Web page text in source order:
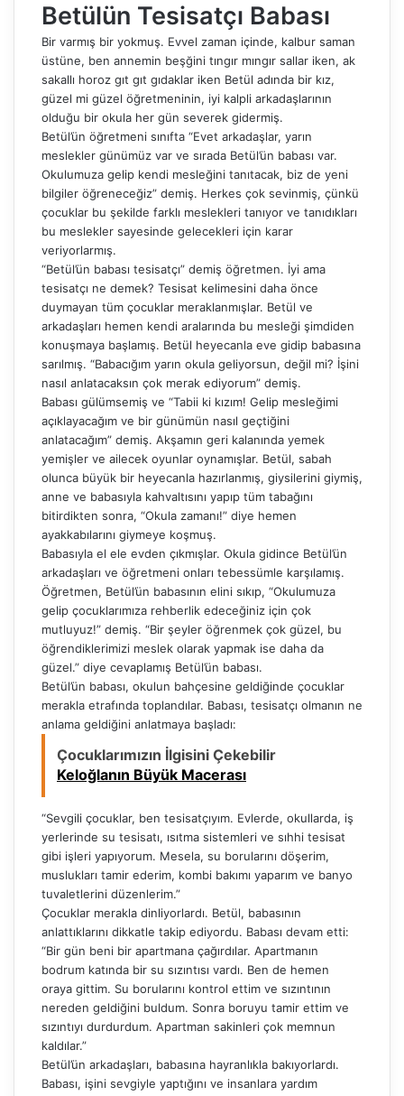
Betülün Tesisatçı Babası
Bir varmış bir yokmuş. Evvel zaman içinde, kalbur saman
üstüne, ben annemin beşğini tıngır mıngır sallar iken, ak
sakallı horoz gıt gıt gıdaklar iken Betül adında bir kız,
güzel mi güzel öğretmeninin, iyi kalpli arkadaşlarının
olduğu bir okula her gün severek gidermiş.
Betül’ün öğretmeni sınıfta “Evet arkadaşlar, yarın
meslekler günümüz var ve sırada Betül’ün babası var.
Okulumuza gelip kendi mesleğini tanıtacak, biz de yeni
bilgiler öğreneceğiz” demiş. Herkes çok sevinmiş, çünkü
çocuklar bu şekilde farklı meslekleri tanıyor ve tanıdıkları
bu meslekler sayesinde gelecekleri için karar
veriyorlarmış.
“Betül’ün babası tesisatçı” demiş öğretmen. İyi ama
tesisatçı ne demek? Tesisat kelimesini daha önce
duymayan tüm çocuklar meraklanmışlar. Betül ve
arkadaşları hemen kendi aralarında bu mesleği şimdiden
konuşmaya başlamış. Betül heyecanla eve gidip babasına
sarılmış. “Babacığım yarın okula geliyorsun, değil mi? İşini
nasıl anlatacaksın çok merak ediyorum” demiş.
Babası gülümsemiş ve “Tabii ki kızım! Gelip mesleğimi
açıklayacağım ve bir günümün nasıl geçtiğini
anlatacağım” demiş. Akşamın geri kalanında yemek
yemişler ve ailecek oyunlar oynamışlar. Betül, sabah
olunca büyük bir heyecanla hazırlanmış, giysilerini giymiş,
anne ve babasıyla kahvaltısını yapıp tüm tabağını
bitirdikten sonra, “Okula zamanı!” diye hemen
ayakkabılarını giymeye koşmuş.
Babasıyla el ele evden çıkmışlar. Okula gidince Betül’ün
arkadaşları ve öğretmeni onları tebessümle karşılamış.
Öğretmen, Betül’ün babasının elini sıkıp, “Okulumuza
gelip çocuklarımıza rehberlik edeceğiniz için çok
mutluyuz!” demiş. “Bir şeyler öğrenmek çok güzel, bu
öğrendiklerimizi meslek olarak yapmak ise daha da
güzel.” diye cevaplamış Betül’ün babası.
Betül’ün babası, okulun bahçesine geldiğinde çocuklar
merakla etrafında toplandılar. Babası, tesisatçı olmanın ne
anlama geldiğini anlatmaya başladı:
Çocuklarımızın İlgisini Çekebilir
Keloğlanın Büyük Macerası
“Sevgili çocuklar, ben tesisatçıyım. Evlerde, okullarda, iş
yerlerinde su tesisatı, ısıtma sistemleri ve sıhhi tesisat
gibi işleri yapıyorum. Mesela, su borularını döşerim,
muslukları tamir ederim, kombi bakımı yaparım ve banyo
tuvaletlerini düzenlerim.”
Çocuklar merakla dinliyorlardı. Betül, babasının
anlattıklarını dikkatle takip ediyordu. Babası devam etti:
“Bir gün beni bir apartmana çağırdılar. Apartmanın
bodrum katında bir su sızıntısı vardı. Ben de hemen
oraya gittim. Su borularını kontrol ettim ve sızıntının
nereden geldiğini buldum. Sonra boruyu tamir ettim ve
sızıntıyı durdurdum. Apartman sakinleri çok memnun
kaldılar.”
Betül’ün arkadaşları, babasına hayranlıkla bakıyorlardı.
Babası, işini sevgiyle yaptığını ve insanlara yardım